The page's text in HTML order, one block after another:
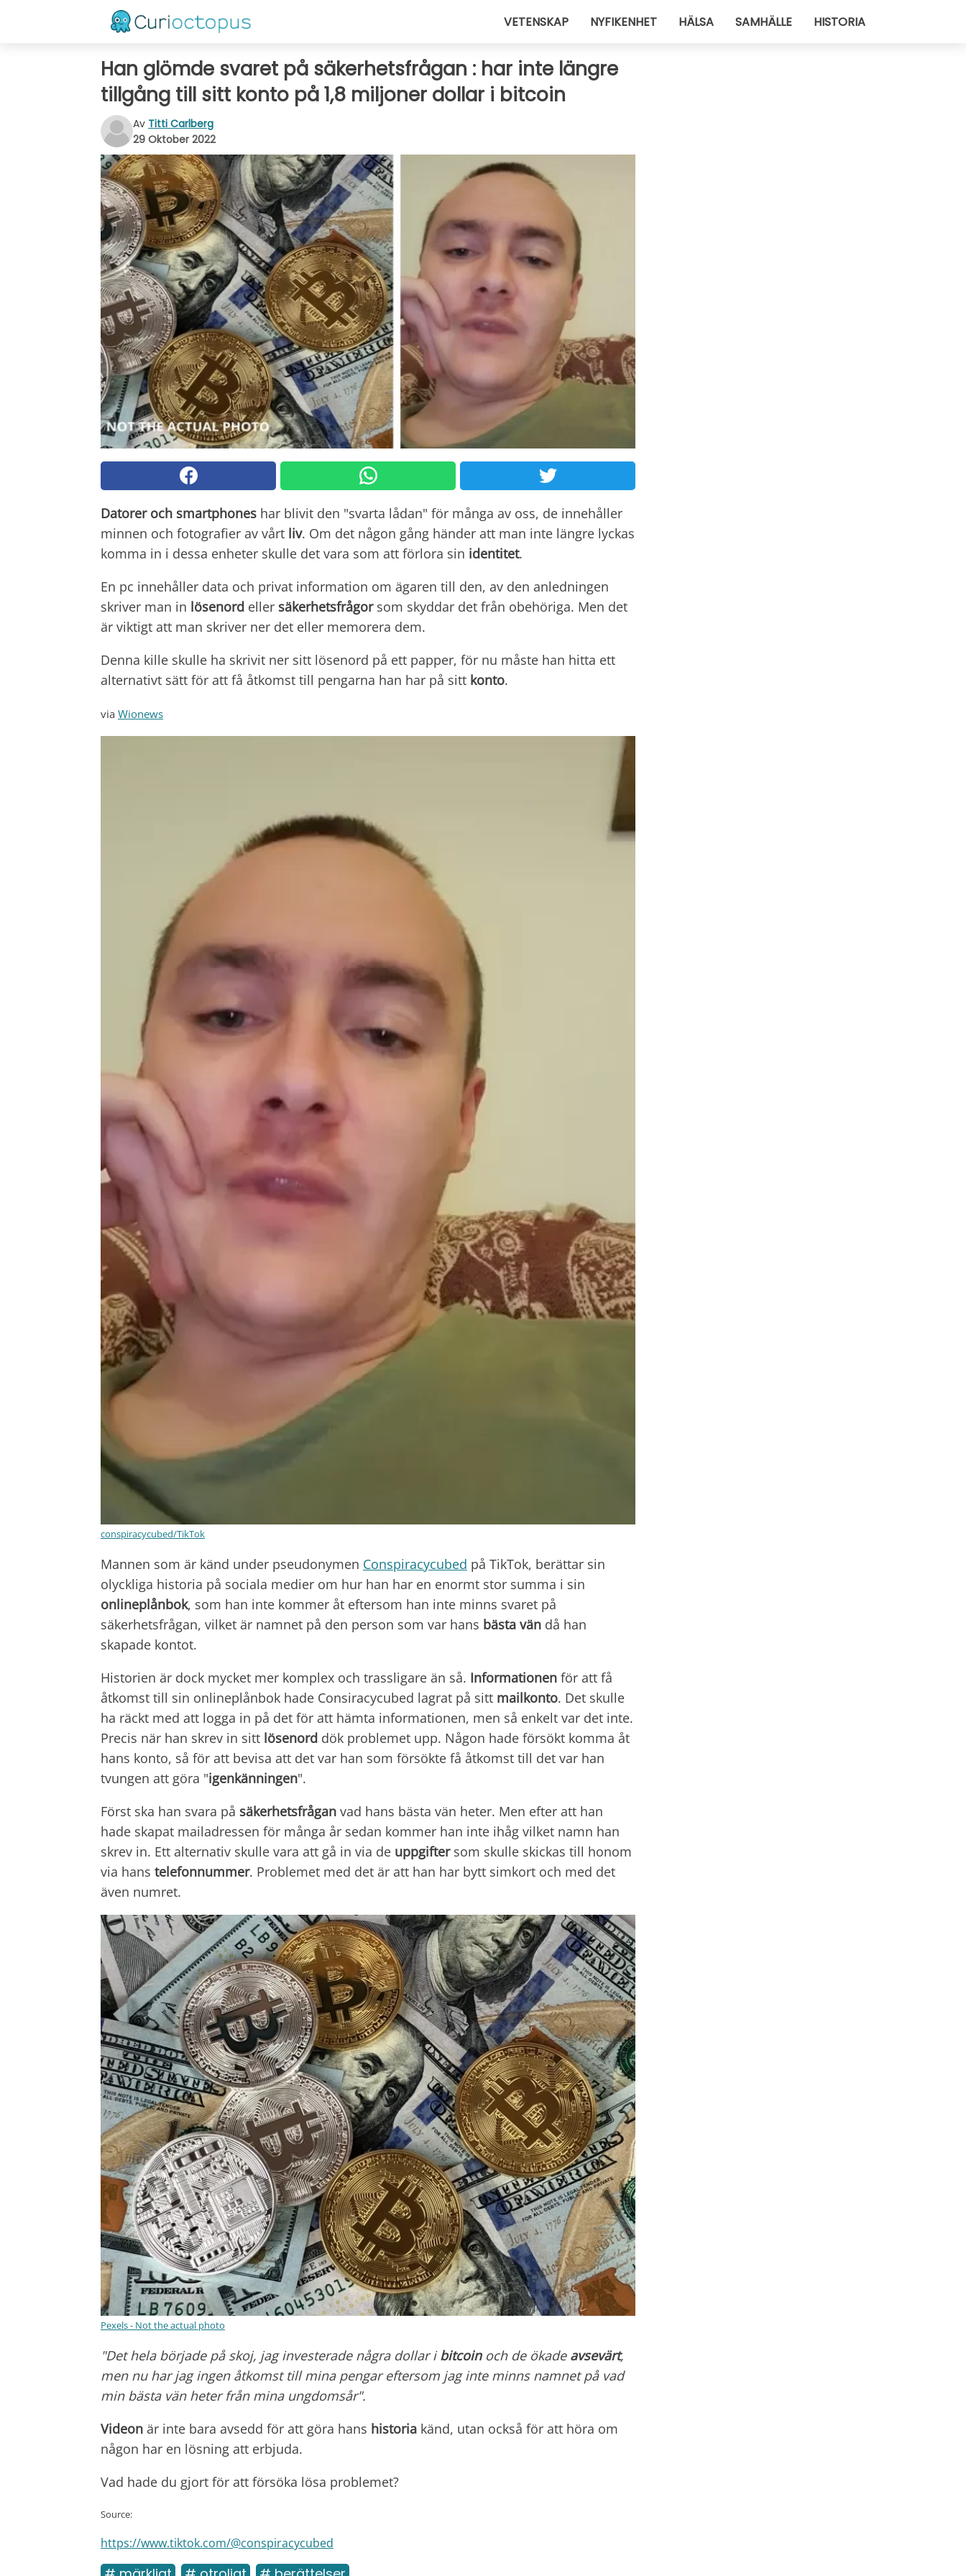
VETENSKAP NYFIKENHET HÄLSA SAMHÄLLE HISTORIA
Han glömde svaret på säkerhetsfrågan : har inte längre
tillgång till sitt konto på 1,8 miljoner dollar i bitcoin
Av Titti Carlberg
29 Oktober 2022
Datorer och smartphones har blivit den "svarta lådan" för många av oss, de innehåller
minnen och fotografier av vårt liv. Om det någon gång händer att man inte längre lyckas
komma in i dessa enheter skulle det vara som att förlora sin identitet.
En pc innehåller data och privat information om ägaren till den, av den anledningen
skriver man in lösenord eller säkerhetsfrågorsom skyddar det från obehöriga. Men det
är viktigt att man skriver ner det eller memorera dem.
Denna kille skulle ha skrivit ner sitt lösenord på ett papper, för nu måste han hitta ett
alternativt sätt för att få åtkomst till pengarna han har på sitt konto.
via Wionews
conspiracycubed/TikTok
Mannen som är känd under pseudonymen Conspiracycubed på TikTok, berättar sin
olyckliga historia på sociala medier om hur han har en enormt stor summa i sin
onlineplånbok, som han inte kommer åt eftersom han inte minns svaret på
säkerhetsfrågan, vilket är namnet på den person som var hans bästa vän då han
skapade kontot.
Historien är dock mycket mer komplex och trassligare än så. Informationen för att få
åtkomst till sin onlineplånbok hade Consiracycubed lagrat på sitt mailkonto. Det skulle
ha räckt med att logga in på det för att hämta informationen, men så enkelt var det inte.
Precis när han skrev in sitt lösenord dök problemet upp. Någon hade försökt komma åt
hans konto, så för att bevisa att det var han som försökte få åtkomst till det var han
tvungen att göra "igenkänningen".
Först ska han svara på säkerhetsfrågan vad hans bästa vän heter. Men efter att han
hade skapat mailadressen för många år sedan kommer han inte ihåg vilket namn han
skrev in. Ett alternativ skulle vara att gå in via de uppgiftersom skulle skickas till honom
via hans telefonnummer. Problemet med det är att han har bytt simkort och med det
även numret.
Pexels - Not the actual photo
"Det hela började på skoj, jag investerade några dollar ibitcoinoch de ökade avsevärt,
men nu har jag ingen åtkomst till mina pengar eftersom jag inte minns namnet på vad
min bästa vän heter från mina ungdomsår".
Videon är inte bara avsedd för att göra hans historia känd, utan också för att höra om
någon har en lösning att erbjuda.
Vad hade du gjort för att försöka lösa problemet?
Source:
https://www.tiktok.com/@conspiracycubed